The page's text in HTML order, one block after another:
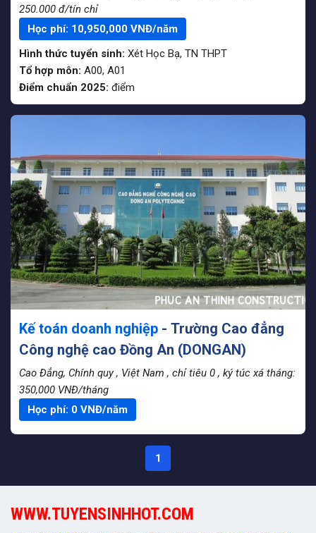
250.000 đ/tín chỉ
Học phí: 10,950,000 VNĐ/năm
Hình thức tuyển sinh: Xét Học Bạ, TN THPT
Tổ hợp môn: A00, A01
Điểm chuẩn 2025: điểm
Kế toán doanh nghiệp - Trường Cao đẳng
Công nghệ cao Đồng An (DONGAN)
Cao Đẳng, Chính quy , Việt Nam , chỉ tiêu 0 , ký túc xá tháng:
350,000 VNĐ/tháng
Học phí: 0 VNĐ/năm
1
WWW.TUYENSINHHOT.COM